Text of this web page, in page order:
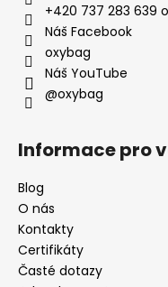
+420 737 283 639
Náš Facebook
oxybag
Náš YouTube
@oxybag
Informace pro
Blog
O nás
Kontakty
Certifikáty
Časté dotazy